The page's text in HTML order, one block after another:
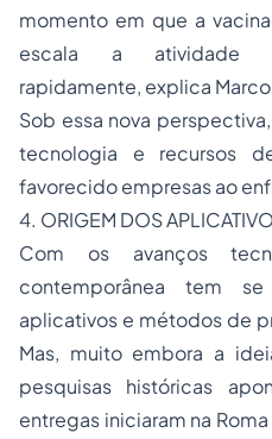
momento em que a
escala a atividade
rapidamente, explica
Sob essa nova
tecnologia e recursos
favorecido empresas ao
4. ORIGEM DOS
Com os avanços
contemporânea tem
aplicativos e métodos de
Mas, muito embora a
pesquisas históricas
entregas iniciaram na